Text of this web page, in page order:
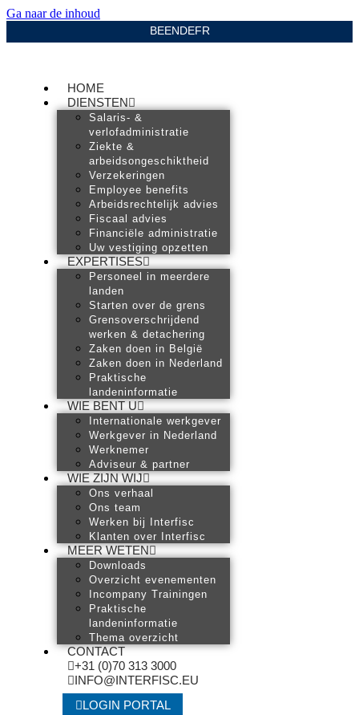
Ga naar de inhoud
BEENDEFR
HOME
DIENSTEN
Salaris- &
verlofadministratie
Ziekte &
arbeidsongeschiktheid
Verzekeringen
Employee benefits
Arbeidsrechtelijk advies
Fiscaal advies
Financiële administratie
Uw vestiging opzetten
EXPERTISES
Personeel in meerdere
landen
Starten over de grens
Grensoverschrijdend
werken & detachering
Zaken doen in België
Zaken doen in Nederland
Praktische
landeninformatie
WIE BENT U
Internationale werkgever
Werkgever in Nederland
Werknemer
Adviseur & partner
WIE ZIJN WIJ
Ons verhaal
Ons team
Werken bij Interfisc
Klanten over Interfisc
MEER WETEN
Downloads
Overzicht evenementen
Incompany Trainingen
Praktische
landeninformatie
Thema overzicht
CONTACT
+31 (0)70 313 3000
INFO@INTERFISC.EU
LOGIN PORTAL